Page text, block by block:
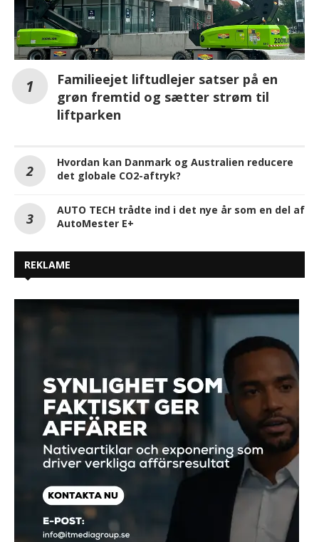
Familieejet liftudlejer satser på en
grøn fremtid og sætter strøm til
liftparken
Hvordan kan Danmark og Australien reducere
det globale CO2-aftryk?
AUTO TECH trådte ind i det nye år som en del af
AutoMester E+
REKLAME